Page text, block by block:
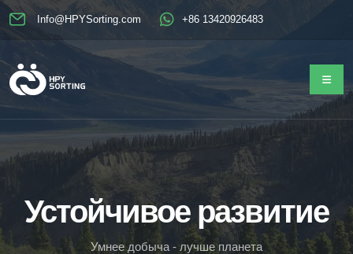
Info@HPYSorting.com +86 13420926483
Устойчивое развитие
Умнее добыча - лучше планета